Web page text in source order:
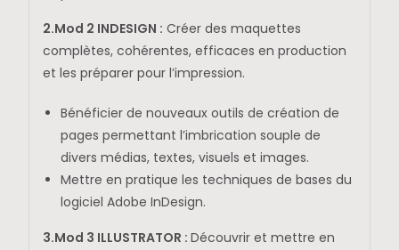
2.Mod 2 INDESIGN : Créer des maquettes
complètes, cohérentes, efficaces en production
et les préparer pour l’impression.
Bénéficier de nouveaux outils de création de
pages permettant l’imbrication souple de
divers médias, textes, visuels et images.
Mettre en pratique les techniques de bases du
logiciel Adobe InDesign.
3.Mod 3 ILLUSTRATOR :Découvrir et mettre en